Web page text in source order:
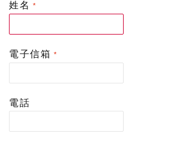
姓名
電子信箱
電話